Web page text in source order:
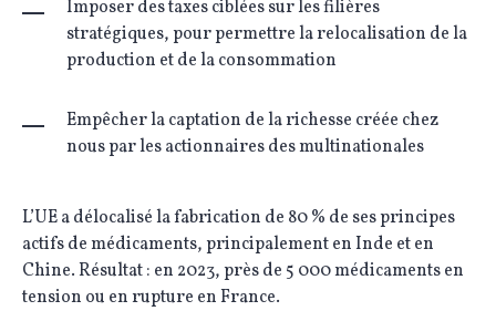
Imposer des taxes ciblées sur les filières
stratégiques, pour permettre la relocalisation de la
production et de la consommation
Empêcher la captation de la richesse créée chez
nous par les actionnaires des multinationales
L’UE a délocalisé la fabrication de 80 % de ses principes
actifs de médicaments, principalement en Inde et en
Chine. Résultat : en 2023, près de 5 000 médicaments en
tension ou en rupture en France.